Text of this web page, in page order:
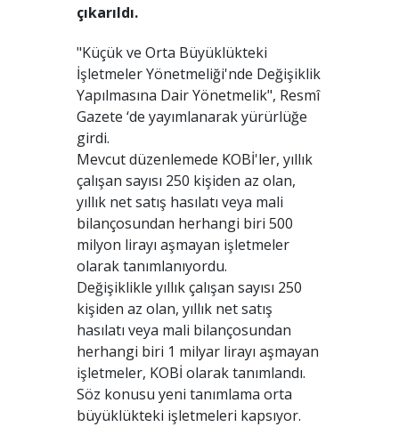
çıkarıldı.
"Küçük ve Orta Büyüklükteki
İşletmeler Yönetmeliği'nde Değişiklik
Yapılmasına Dair Yönetmelik", Resmî
Gazete ‘de yayımlanarak yürürlüğe
girdi.
Mevcut düzenlemede KOBİ'ler, yıllık
çalışan sayısı 250 kişiden az olan,
yıllık net satış hasılatı veya mali
bilançosundan herhangi biri 500
milyon lirayı aşmayan işletmeler
olarak tanımlanıyordu.
Değişiklikle yıllık çalışan sayısı 250
kişiden az olan, yıllık net satış
hasılatı veya mali bilançosundan
herhangi biri 1 milyar lirayı aşmayan
işletmeler, KOBİ olarak tanımlandı.
Söz konusu yeni tanımlama orta
büyüklükteki işletmeleri kapsıyor.